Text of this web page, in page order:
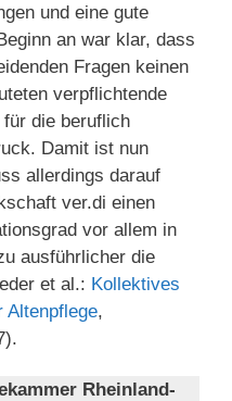
und eine gute
an war klar, dass
Fragen keinen
verpflichtende
die beruflich
Damit ist nun
allerdings darauf
ver.di einen
vor allem in
ausführlicher die
et al.: Kollektives
Altenpflege,
Rheinland-